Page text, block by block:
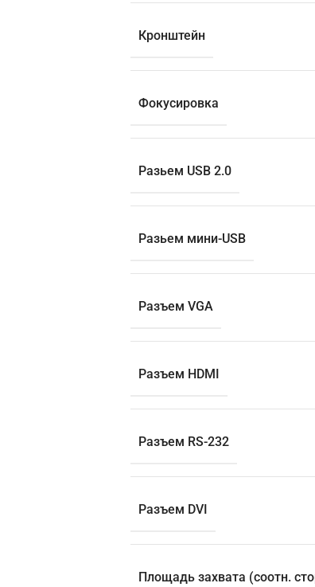
Кронштейн
Фокусировка
Разьем USB 2.0
Разьем мини-USB
Разъем VGA
Разъем HDMI
Разъем RS-232
Разъем DVI
Площадь захвата (соотн.